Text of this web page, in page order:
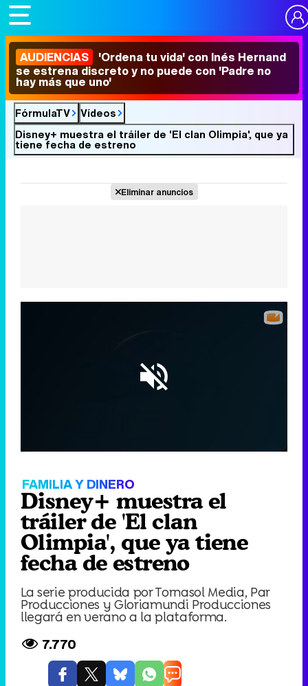
AUDIENCIAS 'Ordena tu vida' con Inés Hernand
se estrena discreto y no puede con 'Padre no
hay más que uno'
FórmulaTV
Vídeos
Disney+ muestra el tráiler de 'El clan Olimpia', que ya
tiene fecha de estreno
Eliminar anuncios
FAMILIA Y DINERO
Disney+ muestra el
tráiler de 'El clan
Olimpia', que ya tiene
fecha de estreno
La serie producida por Tornasol Media, Par
Producciones y Gloriamundi Producciones
llegará en verano a la plataforma.
7.770